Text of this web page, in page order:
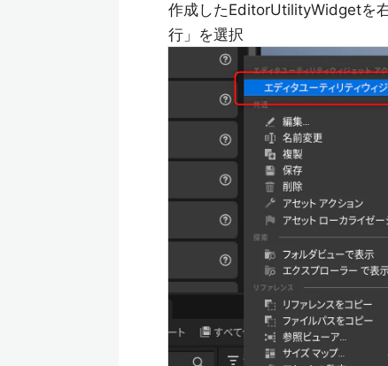
作成したEditorUtilityWidgetを
行」を選択